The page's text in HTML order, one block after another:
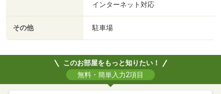
インターネット対応
その他 駐車場
このお部屋をもっと知りたい！
無料・簡単入力2項目